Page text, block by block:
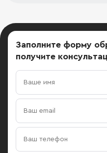
Заполните форму
получите